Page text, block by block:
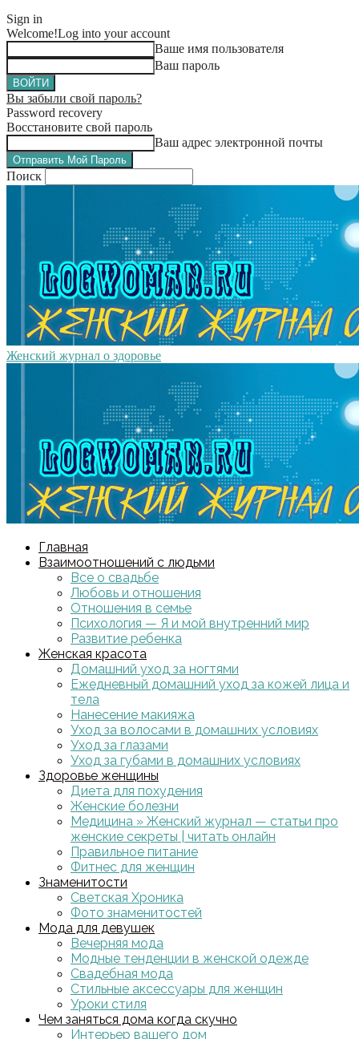
Sign in
Welcome!Log into your account
Ваше имя пользователя
Ваш пароль
Вы забыли свой пароль?
Password recovery
Восстановите свой пароль
Ваш адрес электронной почты
Поиск
Женский журнал о здоровье
Главная
Взаимоотношений с людьми
Все о свадьбе
Любовь и отношения
Отношения в семье
Психология — Я и мой внутренний мир
Развитие ребенка
Женская красота
Домашний уход за ногтями
Ежедневный домашний уход за кожей лица и
тела
Нанесение макияжа
Уход за волосами в домашних условиях
Уход за глазами
Уход за губами в домашних условиях
Здоровье женщины
Диета для похудения
Женские болезни
Медицина » Женский журнал — статьи про
женские секреты | читать онлайн
Правильное питание
Фитнес для женщин
Знаменитости
Светская Хроника
Фото знаменитостей
Мода для девушек
Вечерняя мода
Модные тенденции в женской одежде
Свадебная мода
Стильные аксессуары для женщин
Уроки стиля
Чем заняться дома когда скучно
Интерьер вашего дом